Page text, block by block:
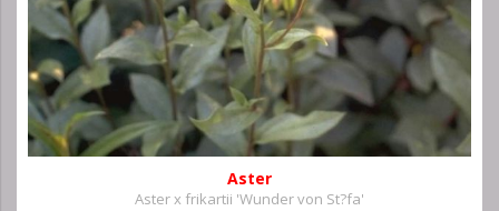
Aster
Aster x frikartii 'Wunder von St?fa'